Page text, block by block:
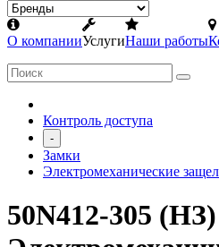
О компанииУслугиНаши работы
Контроль доступа
-
Замки
Электромеханические
50N412-305 (НЗ)